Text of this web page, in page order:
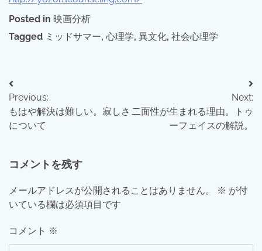
Posted in 映画分析
Tagged ミッドサマー, 心理学, 異文化, 社会心理学
投
稿
ナ
ゲ
ー
シ
ョ
Previous:
もはや解決は難しい。寂しさ
について
Next:
二面性が生まれる理由。トゥ
ーフェイスの解説。
コメントを残す
メールアドレスが公開されることはありません。 ※ が付
いている欄は必須項目です
コメント ※